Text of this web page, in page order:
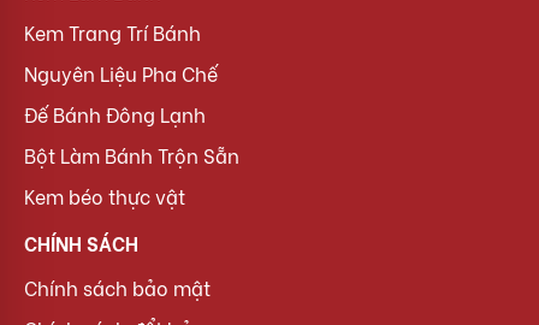
Kem Trang Trí Bánh
Nguyên Liệu Pha Chế
Đế Bánh Đông Lạnh
Bột Làm Bánh Trộn Sẵn
Kem béo thực vật
CHÍNH SÁCH
Chính sách bảo mật